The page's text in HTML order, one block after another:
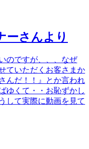
ーさんより
のですが、、、なぜ
ていただくお客さまか
んだ！！』とか言われ
ゆくて・・お恥ずかし
して実際に動画を見て